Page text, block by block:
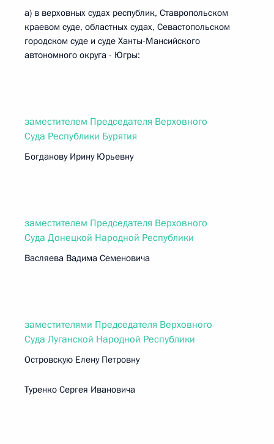
а) в верховных судах республик, Ставропольском
краевом суде, областных судах, Севастопольском
городском суде и суде Ханты-Мансийского
автономного округа - Югры:
заместителем Председателя Верховного
Суда Республики Бурятия
Богданову Ирину Юрьевну
заместителем Председателя Верховного
Суда Донецкой Народной Республики
Васляева Вадима Семеновича
заместителями Председателя Верховного
Суда Луганской Народной Республики
Островскую Елену Петровну
Туренко Сергея Ивановича